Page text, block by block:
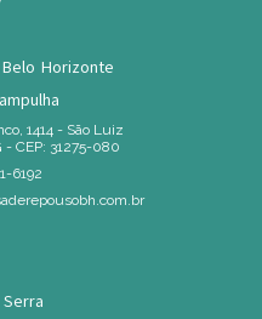
Horizonte
1414 - São Luiz
CEP: 31275-080
6192